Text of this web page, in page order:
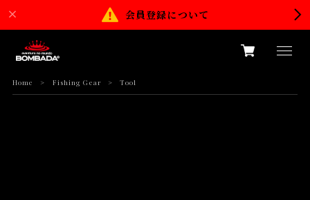
会員登録について
Home Fishing Gear Tool